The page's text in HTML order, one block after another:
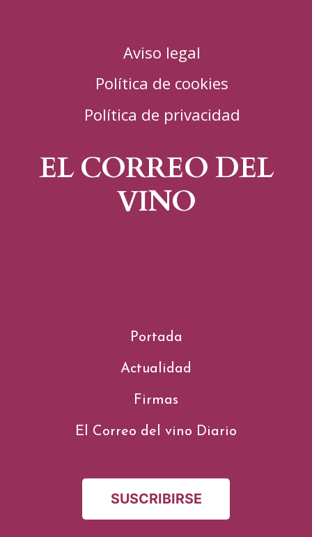
Aviso legal
Política de cookies
Política de privacidad
EL CORREO DEL
VINO
Portada
Actualidad
Firmas
El Correo del vino Diario
SUSCRIBIRSE